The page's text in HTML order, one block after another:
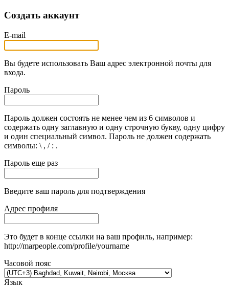
Создать аккаунт
E-mail
Вы будете использовать Ваш адрес электронной почты для
входа.
Пароль
Пароль должен состоять не менее чем из 6 символов и
содержать одну заглавную и одну строчную букву, одну цифру
и один специальный символ. Пароль не должен содержать
символы: \ , / : .
Пароль еще раз
Введите ваш пароль для подтверждения
Адрес профиля
Это будет в конце ссылки на ваш профиль, например:
http://marpeople.com/profile/yourname
Часовой пояс
Язык